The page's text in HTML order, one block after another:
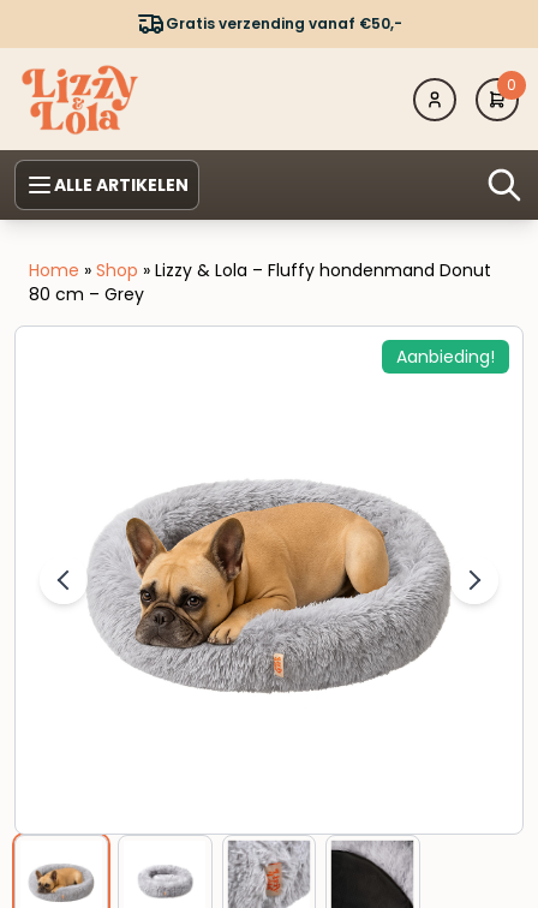
Gratis verzending vanaf €50,-
0
ALLE ARTIKELEN
Home » Shop » Lizzy & Lola – Fluffy hondenmand Donut
80 cm – Grey
Aanbieding!